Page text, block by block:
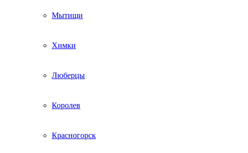
Мытищи
Химки
Люберцы
Королев
Красногорск